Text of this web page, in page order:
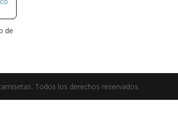
de
Todos los derechos reservados.